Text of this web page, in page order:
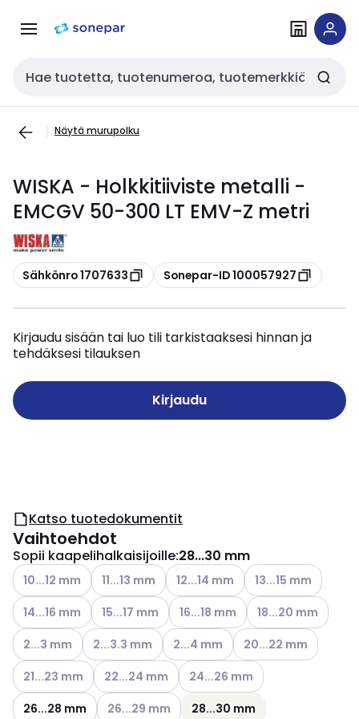
navigointiinsisältöön
Haku
Näytä murupolku
WISKA - Holkkitiiviste metalli -
EMCGV 50-300 LT EMV-Z metri
Kopioi
Sähkönro 1707633 Kopioi
Sonepar-ID 100057927
Kirjaudu sisään tai luo tili tarkistaaksesi hinnan ja
tehdäksesi tilauksen
Kirjaudu
Katso tuotedokumentit
Vaihtoehdot
Sopii kaapelihalkaisijoille:28...30 mm
Katso käytettävissä olevat vaihtoehdot
10...12 mm Katso käytettävissä olevat vaihtoehdot
11...13 mm Katso käytettävissä olevat
12...14 mm Katso
13...15 mm
Katso käytettävissä olevat vaihtoehdot
14...16 mm Katso käytettävissä olevat vaihtoehdot
15...17 mm Katso käytettävissä olevat
16...18 mm Katso
18...20 mm
Katso käytettävissä olevat vaihtoehdot
2...3 mm Katso käytettävissä olevat vaihtoehdot
2...3.3 mm Katso käytettävissä olevat
2...4 mm Katso käytettävissä
20...22 mm
Katso käytettävissä olevat vaihtoehdot
21...23 mm Katso käytettävissä olevat vaihtoehdot
22...24 mm Katso käytettävissä olevat
24...26 mm
26...28 mm
Katso käytettävissä olevat vaihtoehdot
26...29 mm
28...30 mm